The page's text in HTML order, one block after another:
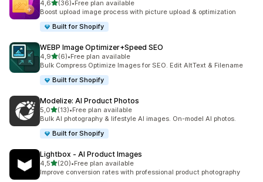
4,6/ 5 tähteä
(36)
36 arvostelua yhteensä
•Free plan available
Boost upload image process with picture upload & optimization
Built for Shopify
WEBP Image Optimizer+Speed SEO
4,9/ 5 tähteä
(6)
6 arvostelua yhteensä
•Free plan available
Bulk Compress Optimize Images for SEO. Edit AltText & Filename
Built for Shopify
Modelize: AI Product Photos
5,0/ 5 tähteä
(13)
13 arvostelua yhteensä
•Free plan available
Bulk AI photography & lifestyle AI images. On-model AI photos.
Built for Shopify
Lightbox ‑ AI Product Images
4,5/ 5 tähteä
(20)
20 arvostelua yhteensä
•Free plan available
Improve conversion rates with professional product photography